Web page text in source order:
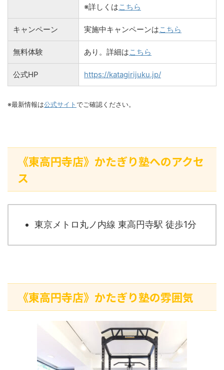
※詳しくはこちら
キャンペーン 実施中キャンペーンはこちら
無料体験 あり。詳細はこちら
公式HP https://katagirijuku.jp/
※最新情報は公式サイト でご確認ください。
《東高円寺店》かたぎり塾へのアクセ
ス
東京メトロ丸ノ内線 東高円寺駅 徒歩1分
《東高円寺店》かたぎり塾の雰囲気